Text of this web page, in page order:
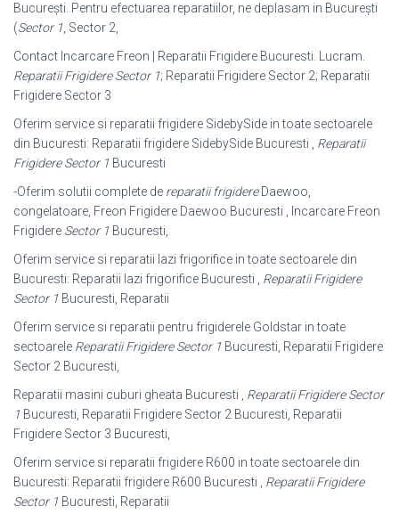
București. Pentru efectuarea reparatiilor, ne deplasam in București
(Sector 1, Sector 2,
Contact Incarcare Freon | Reparatii Frigidere Bucuresti. Lucram.
Reparatii Frigidere Sector 1; Reparatii Frigidere Sector 2; Reparatii
Frigidere Sector 3
Oferim service si reparatii frigidere SidebySide in toate sectoarele
din Bucuresti: Reparatii frigidere SidebySide Bucuresti , Reparatii
Frigidere Sector 1 Bucuresti
-Oferim solutii complete de reparatii frigidereDaewoo,
congelatoare, Freon Frigidere Daewoo Bucuresti , Incarcare Freon
Frigidere Sector 1 Bucuresti,
Oferim service si reparatii lazi frigorifice in toate sectoarele din
Bucuresti: Reparatii lazi frigorifice Bucuresti , Reparatii Frigidere
Sector 1 Bucuresti, Reparatii
Oferim service si reparatii pentru frigiderele Goldstar in toate
sectoarele Reparatii Frigidere Sector 1 Bucuresti, Reparatii Frigidere
Sector 2 Bucuresti,
Reparatii masini cuburi gheata Bucuresti , Reparatii Frigidere Sector
1 Bucuresti, Reparatii Frigidere Sector 2 Bucuresti, Reparatii
Frigidere Sector 3 Bucuresti,
Oferim service si reparatii frigidere R600 in toate sectoarele din
Bucuresti: Reparatii frigidere R600 Bucuresti , Reparatii Frigidere
Sector 1 Bucuresti, Reparatii